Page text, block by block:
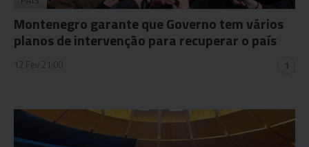
Montenegro garante que Governo tem vários
planos de intervenção para recuperar o país
12 Fev 21:00 1